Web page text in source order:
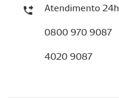
Atendimento 24h
0800 970 9087
4020 9087